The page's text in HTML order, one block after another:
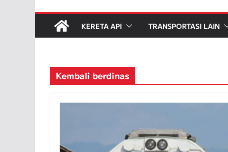
KERETA API TRANSPORTASI LAIN
Kembali berdinas